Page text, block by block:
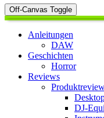
Off-Canvas Toggle
Anleitungen
DAW
Geschichten
Horror
Reviews
DJ-